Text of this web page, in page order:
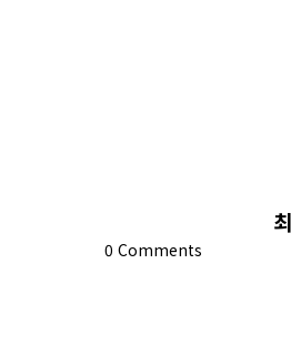
0 Comments